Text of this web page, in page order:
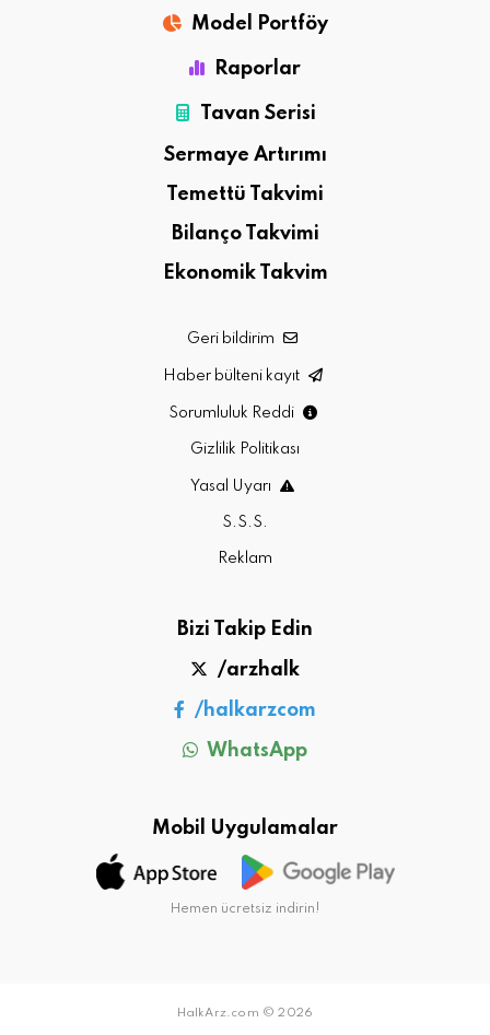
Model Portföy
Raporlar
Tavan Serisi
Sermaye Artırımı
Temettü Takvimi
Bilanço Takvimi
Ekonomik Takvim
Geri bildirim
Haber bülteni kayıt
Sorumluluk Reddi
Gizlilik Politikası
Yasal Uyarı
S.S.S.
Reklam
Bizi Takip Edin
/arzhalk
/halkarzcom
WhatsApp
Mobil Uygulamalar
Hemen ücretsiz indirin!
HalkArz.com © 2026